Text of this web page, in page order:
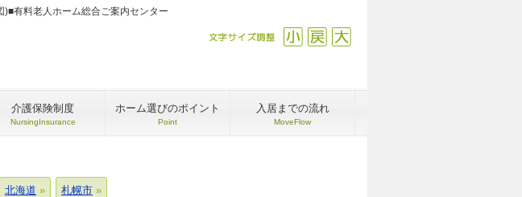
有料老人ホーム総合ご案内センター
戻す
縮小
文字サイズ調整
介護保険制度
NursingInsurance
ホーム選びのポイント
Point
入居までの流れ
MoveFlow
北海道 札幌市